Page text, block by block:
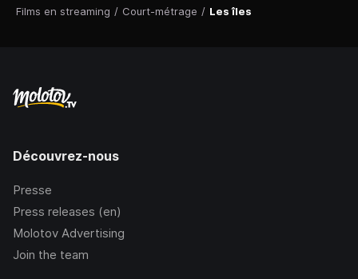
Films en streaming / Court-métrage / Les îles
Découvrez-nous
Presse
Press releases (en)
Molotov Advertising
Join the team